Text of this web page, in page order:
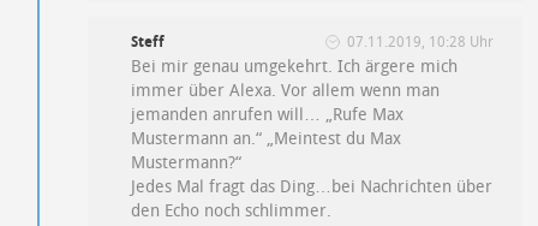
Steff 07.11.2019, 10:28 Uhr
Bei mir genau umgekehrt. Ich ärgere mich
immer über Alexa. Vor allem wenn man
jemanden anrufen will… „Rufe Max
Mustermann an.“ „Meintest du Max
Mustermann?“
Jedes Mal fragt das Ding…bei Nachrichten über
den Echo noch schlimmer.